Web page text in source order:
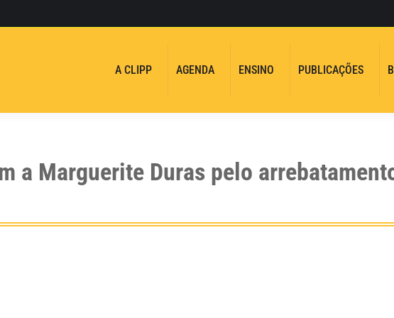
A CLIPP AGENDA ENSINO PUBLICAÇÕES
a Marguerite Duras pelo